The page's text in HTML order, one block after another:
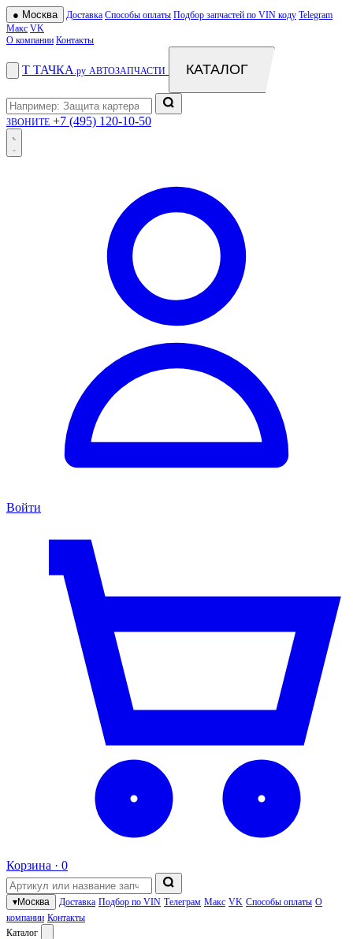
● Москва Доставка Способы оплаты Подбор запчастей по VIN коду Telegram
Макс VK
О компании Контакты
Т ТАЧКА .ру АВТОЗАПЧАСТИ КАТАЛОГ
ЗВОНИТЕ +7 (495) 120-10-50
Войти
Корзина · 0
▾Москва Доставка Подбор по VIN Телеграм Макс VK Способы оплаты О
компании Контакты
Каталог